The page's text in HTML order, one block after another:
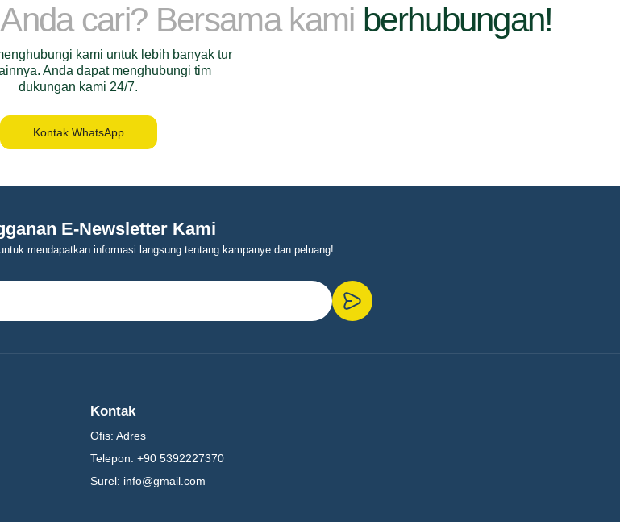
cari? Bersama kami berhubungan!
kami untuk lebih banyak tur
Anda dapat menghubungi tim
dukungan kami 24/7.
Kontak WhatsApp
E-Newsletter Kami
mendapatkan informasi langsung tentang kampanye dan peluang!
Kontak
Ofis: Adres
Telepon: +90 5392227370
Surel: info@gmail.com